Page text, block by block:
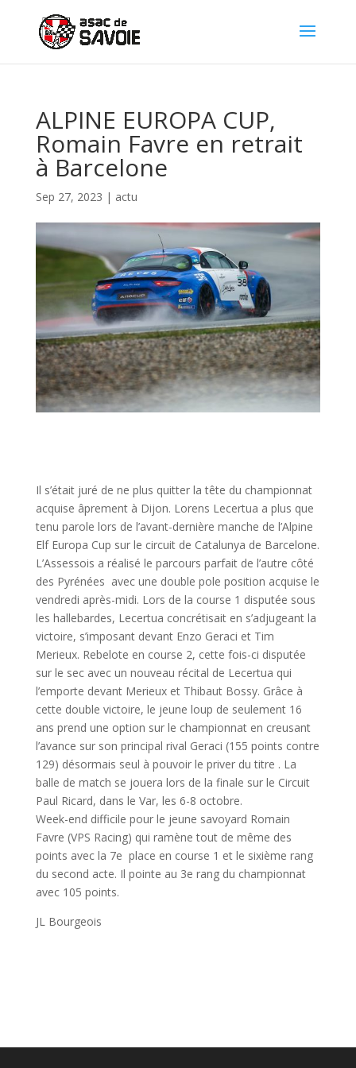
ALPINE EUROPA CUP,
Romain Favre en retrait
à Barcelone
Sep 27, 2023 | actu
Il s’était juré de ne plus quitter la tête du championnat
acquise âprement à Dijon. Lorens Lecertua a plus que
tenu parole lors de l’avant-dernière manche de l’Alpine
Elf Europa Cup sur le circuit de Catalunya de Barcelone.
L’Assessois a réalisé le parcours parfait de l’autre côté
des Pyrénées avec une double pole position acquise le
vendredi après-midi. Lors de la course 1 disputée sous
les hallebardes, Lecertua concrétisait en s’adjugeant la
victoire, s’imposant devant Enzo Geraci et Tim
Merieux. Rebelote en course 2, cette fois-ci disputée
sur le sec avec un nouveau récital de Lecertua qui
l’emporte devant Merieux et Thibaut Bossy. Grâce à
cette double victoire, le jeune loup de seulement 16
ans prend une option sur le championnat en creusant
l’avance sur son principal rival Geraci (155 points contre
129) désormais seul à pouvoir le priver du titre . La
balle de match se jouera lors de la finale sur le Circuit
Paul Ricard, dans le Var, les 6-8 octobre.
Week-end difficile pour le jeune savoyard Romain
Favre (VPS Racing) qui ramène tout de même des
points avec la 7e place en course 1 et le sixième rang
du second acte. Il pointe au 3e rang du championnat
avec 105 points.
JL Bourgeois